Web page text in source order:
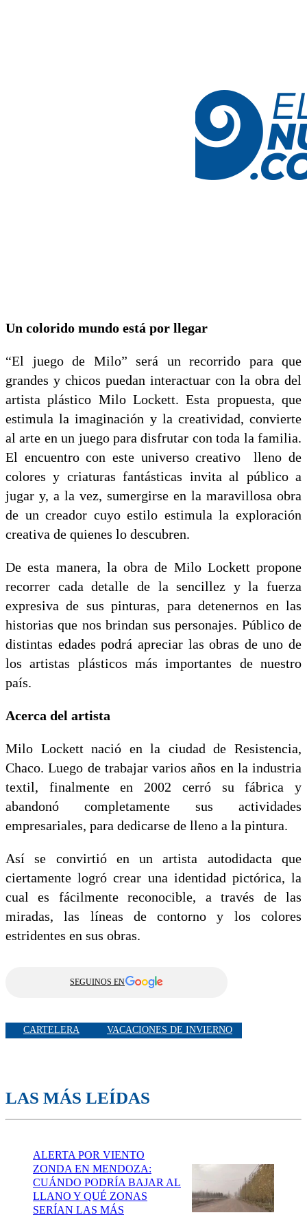
Un colorido mundo está por llegar
“El juego de Milo” será un recorrido para que
grandes y chicos puedan interactuar con la obra del
artista plástico Milo Lockett. Esta propuesta, que
estimula la imaginación y la creatividad, convierte
al arte en un juego para disfrutar con toda la familia.
El encuentro con este universo creativo lleno de
colores y criaturas fantásticas invita al público a
jugar y, a la vez, sumergirse en la maravillosa obra
de un creador cuyo estilo estimula la exploración
creativa de quienes lo descubren.
De esta manera, la obra de Milo Lockett propone
recorrer cada detalle de la sencillez y la fuerza
expresiva de sus pinturas, para detenernos en las
historias que nos brindan sus personajes. Público de
distintas edades podrá apreciar las obras de uno de
los artistas plásticos más importantes de nuestro
país.
Acerca del artista
Milo Lockett nació en la ciudad de Resistencia,
Chaco. Luego de trabajar varios años en la industria
textil, finalmente en 2002 cerró su fábrica y
abandonó completamente sus actividades
empresariales, para dedicarse de lleno a la pintura.
Así se convirtió en un artista autodidacta que
ciertamente logró crear una identidad pictórica, la
cual es fácilmente reconocible, a través de las
miradas, las líneas de contorno y los colores
estridentes en sus obras.
SEGUINOS EN
CARTELERA VACACIONES DE INVIERNO
LAS MÁS LEÍDAS
ALERTA POR VIENTO
ZONDA EN MENDOZA:
CUÁNDO PODRÍA BAJAR AL
LLANO Y QUÉ ZONAS
SERÍAN LAS MÁS